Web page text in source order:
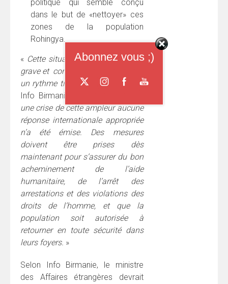
politique qui semble conçu
dans le but de «nettoyer» ces
zones de la population
Rohingya.
« Cette situation est extrêmement
grave et continue à se détériorer à
un rythme très rapide
», a déclaré
Info Birmanie. «
une crise de cette ampleur aucune
réponse internationale appropriée
n’a été émise. Des mesures
doivent être prises dès
maintenant pour s’assurer du bon
acheminement de l’aide
humanitaire, de l’arrêt des
arrestations et des violations des
droits de l’homme, et que la
population soit autorisée à
retourner en toute sécurité dans
leurs foyers. »
Selon Info Birmanie, le ministre
des Affaires étrangères devrait
Abonnez vous ;)